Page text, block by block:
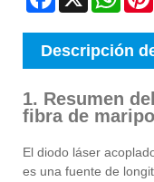
Descripción
1. Resumen
fibra de
El diodo láser
es una fuente de